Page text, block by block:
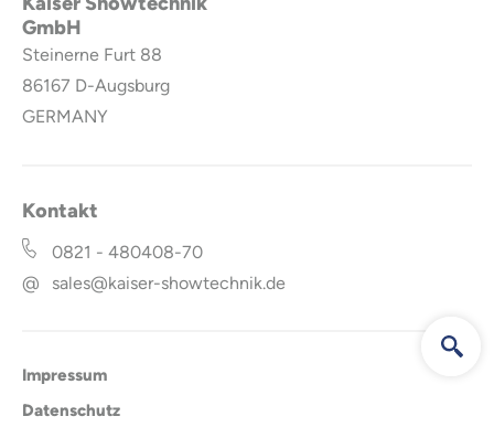
GmbH
Steinerne Furt 88
86167 D-Augsburg
GERMANY
Kontakt
0821 - 480408-70
@
sales@kaiser-showtechnik.de
Impressum
Datenschutz